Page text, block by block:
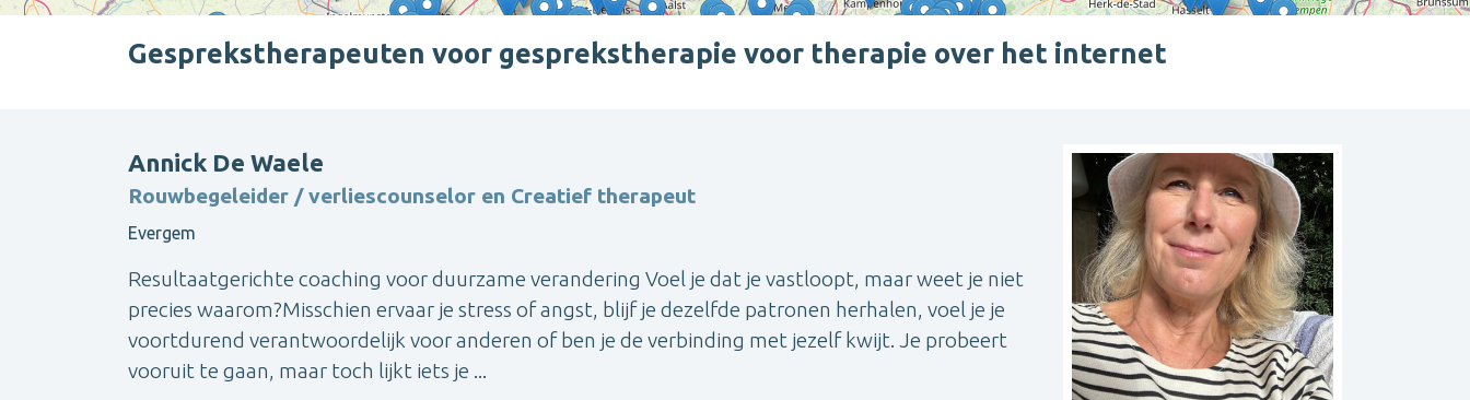
Leaflet| ©OpenStreetMap
Gesprekstherapeuten voor gesprekstherapie voor therapie over het internet
Annick De Waele
Rouwbegeleider / verliescounselor en Creatief therapeut
Evergem
Resultaatgerichte coaching voor duurzame verandering Voel je dat je vastloopt, maar weet je niet
precies waarom?Misschien ervaar je stress of angst, blijf je dezelfde patronen herhalen, voel je je
voortdurend verantwoordelijk voor anderen of ben je de verbinding met jezelf kwijt. Je probeert
vooruit te gaan, maar toch lijkt iets je ...